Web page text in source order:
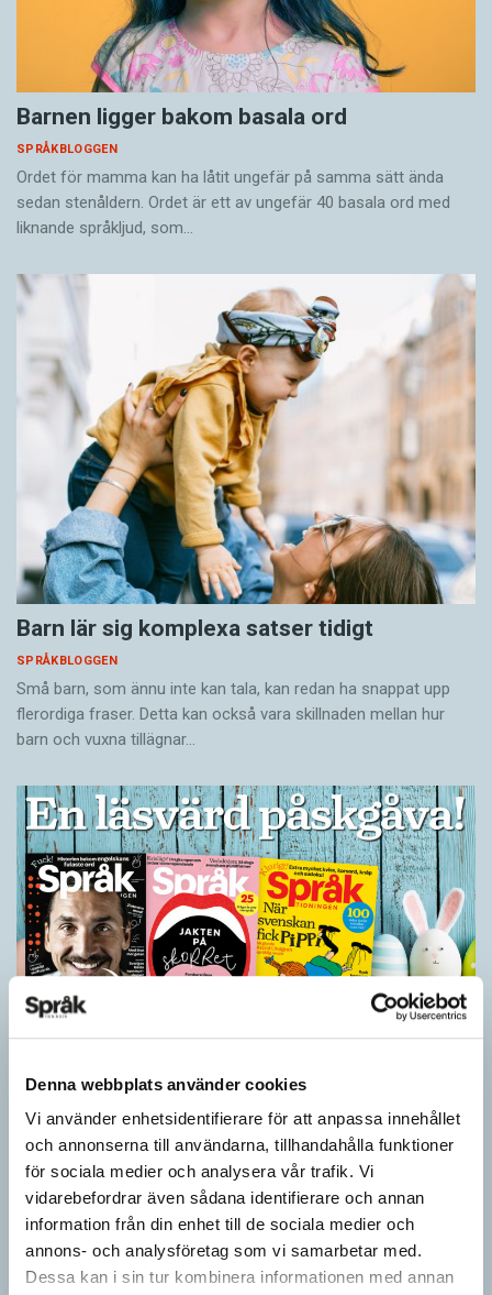
Denna webbplats använder cookies
Vi använder enhetsidentifierare för att anpassa innehållet
och annonserna till användarna, tillhandahålla funktioner
för sociala medier och analysera vår trafik. Vi
vidarebefordrar även sådana identifierare och annan
information från din enhet till de sociala medier och
annons- och analysföretag som vi samarbetar med.
Dessa kan i sin tur kombinera informationen med annan
Barnen ligger bakom basala ord
SPRÅKBLOGGEN
Ordet för mamma kan ha låtit ungefär på samma sätt ända
sedan stenåldern. Ordet är ett av ungefär 40 basala ord med
liknande språkljud, som…
Barn lär sig komplexa satser tidigt
SPRÅKBLOGGEN
Små barn, som ännu inte kan tala, kan redan ha snappat upp
flerordiga fraser. Detta kan också vara skillnaden mellan hur
barn och vuxna tillägnar…
Inför påsken har vi ett riktigt fint erbjudande. Just nu kan du ge
bort 3 nummer av Språktidningen för bara 99 kronor! Du kan
också…